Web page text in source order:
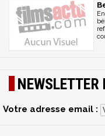
Votre adresse email :